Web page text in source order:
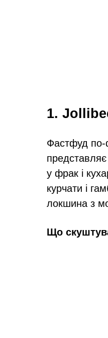
1.
Фастфуд по-
у фрак і
курчати і
локшина з
Що